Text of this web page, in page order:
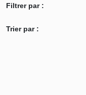
Filtrer par :
Trier par :